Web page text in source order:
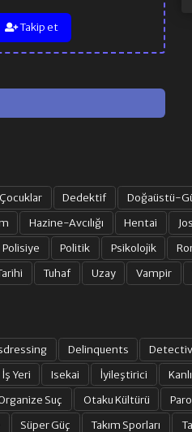
Takip et
Çocuklar Dedektif Doğaüstü-
Hazine-Avcılığı Hentai
Polisiye Politik Psikolojik
Tuhaf Uzay Vampir
Delinquents
İş Yeri Isekai İyileştirici Kanlı
Suç Otaku Kültürü
Süper Güç Takım Sporları